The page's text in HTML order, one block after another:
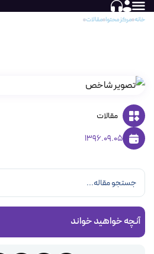
خانه مرکز محتوا مقالات
مقالات
1396.09.05
آنچه خواهید خواند